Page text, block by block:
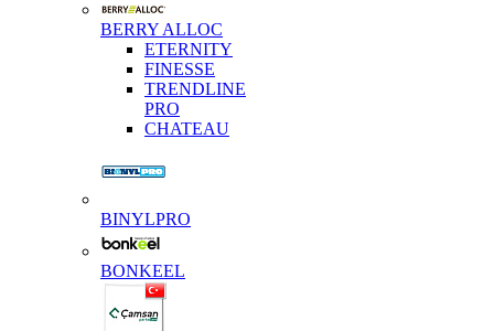
BERRY ALLOC
ETERNITY
FINESSE
TRENDLINE
PRO
CHATEAU
BINYLPRO
BONKEEL